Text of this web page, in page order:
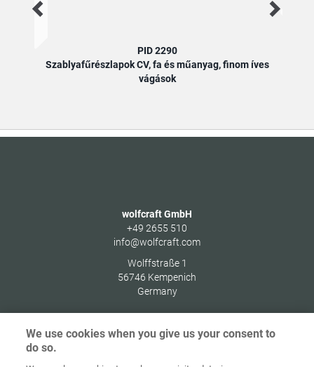
PID 2290
Szablyafűrészlapok CV, fa és műanyag, finom íves
vágások
wolfcraft GmbH
+49 2655 510
info@wolfcraft.com
Wolffstraße 1
56746 Kempenich
Germany
Indítóképernyő Kapcsolat Impresszum
We use cookies when you give us your consent to
do so.